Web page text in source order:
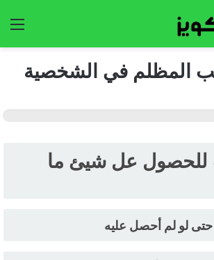
المظلم في الشخصية
عل شيئ ما
حتى لو لم أحصل عليه